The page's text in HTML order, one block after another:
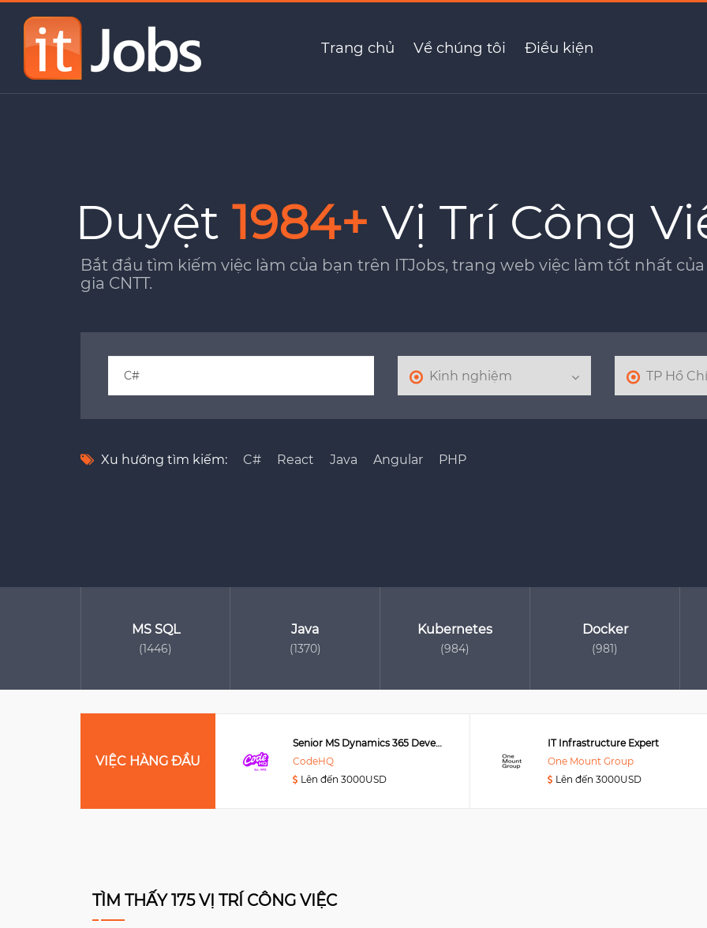
Trang chủ Về chúng tôi Điều kiện
Duyệt 1984+ Vị Trí Công
Bắt đầu tìm kiếm việc làm của bạn trên ITJobs, trang web việc làm tốt nhất
gia CNTT.
Xu hướng tìm kiếm: C# React Java Angular PHP
MS SQL
(1446)
Java
(1370)
Kubernetes
(984)
Docker
(981)
VIỆC HÀNG ĐẦU
Senior MS Dynamics 365 Developer
CodeHQ
Lên đến 3000USD
IT Infrastructure Expert
One Mount Group
Lên đến 3000USD
TÌM THẤY 175 VỊ TRÍ CÔNG VIỆC